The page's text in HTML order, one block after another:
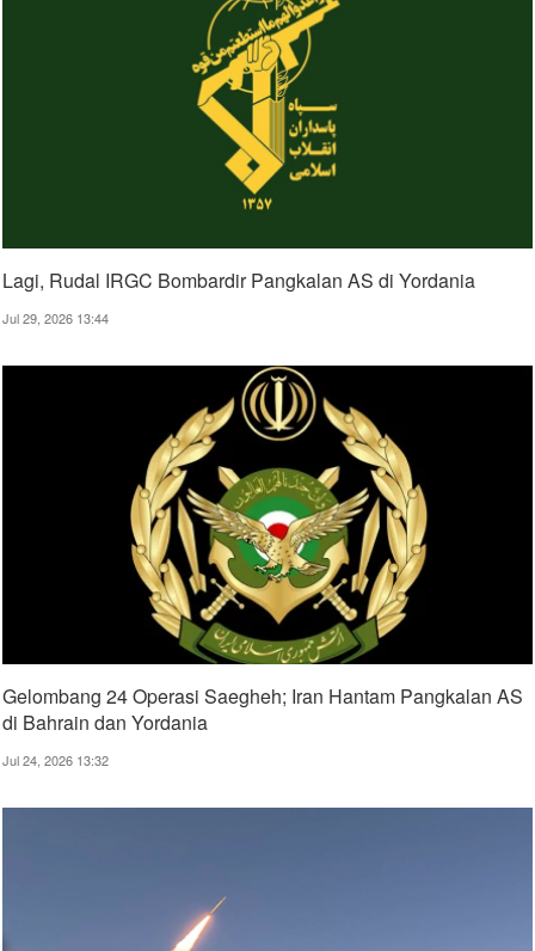
Lagi, Rudal IRGC Bombardir Pangkalan AS di Yordania
Jul 29, 2026 13:44
Gelombang 24 Operasi Saegheh; Iran Hantam Pangkalan AS
di Bahrain dan Yordania
Jul 24, 2026 13:32